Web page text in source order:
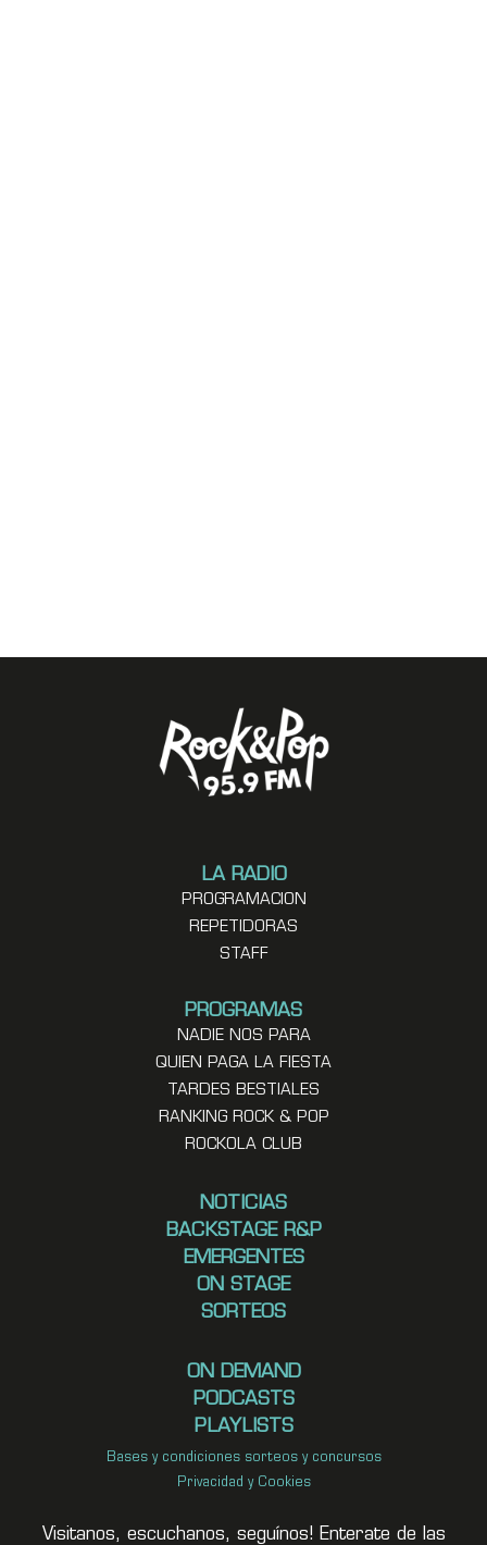
LA RADIO
PROGRAMACION
REPETIDORAS
STAFF
PROGRAMAS
NADIE NOS PARA
QUIEN PAGA LA FIESTA
TARDES BESTIALES
RANKING ROCK & POP
ROCKOLA CLUB
NOTICIAS
BACKSTAGE R&P
EMERGENTES
ON STAGE
SORTEOS
ON DEMAND
PODCASTS
PLAYLISTS
Bases y condiciones sorteos y concursos
Privacidad y Cookies
Visitanos, escuchanos, seguínos! Enterate de las